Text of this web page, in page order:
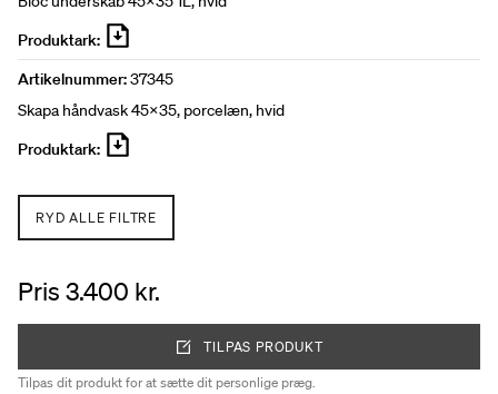
Produktark:
Artikelnummer:37345
Skapa håndvask 45x35, porcelæn, hvid
Produktark:
RYD ALLE FILTRE
Pris 3.400 kr.
TILPAS PRODUKT
Tilpas dit produkt for at sætte dit personlige præg.